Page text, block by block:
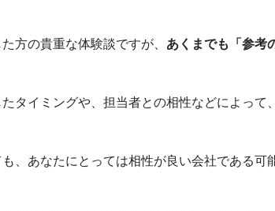
方の貴重な体験談ですが、 あくまでも「参考
タイミングや、担当者との相性などによって
、あなたにとっては相性が良い会社である可